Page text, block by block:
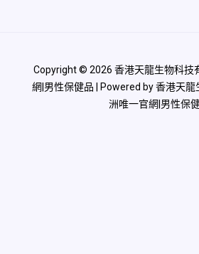
Copyright © 2026 香港天龍生物科技
網|男性保健品 | Powered by 香港天
洲唯一官網|男性保